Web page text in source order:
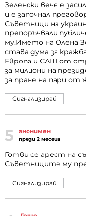
Зеленски вече е
и е започнал
Съветници на
препоръчвали
му.Името на Олена
става дума за
Европа и САЩ от
за милиони на
за пране на пари от
Сигнализирай
5 анонимен
преди 2 месеца
Готви се арест на
Съветниците му
Сигнализирай